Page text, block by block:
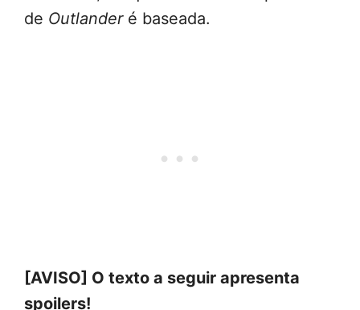
de Outlanderé baseada.
[AVISO] O texto a seguir apresenta
spoilers!